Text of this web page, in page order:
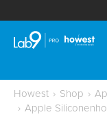
Howest › Shop ›
› Apple